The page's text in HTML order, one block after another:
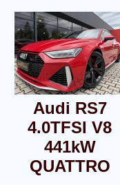
Audi RS7
4.0TFSI V8
441kW
QUATTRO